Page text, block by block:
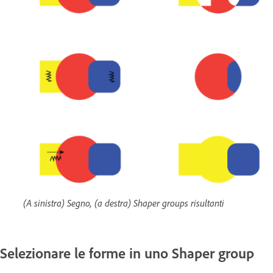
(A sinistra) Segno, (a destra) Shaper groups risultanti
Selezionare le forme in uno Shaper group